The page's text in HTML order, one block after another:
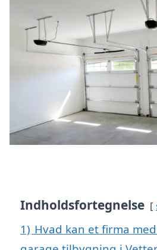
Indholdsfortegnelse
1) Hvad kan et firma